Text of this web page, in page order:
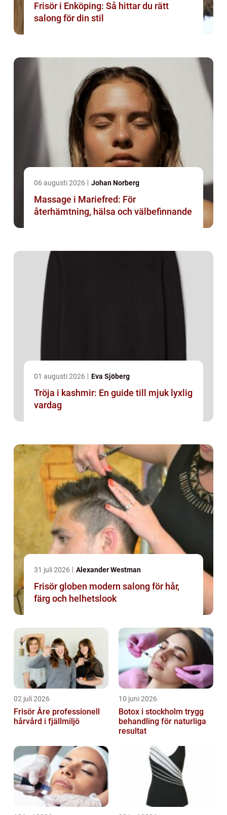
Frisör i Enköping: Så hittar du rätt
salong för din stil
06 augusti 2026 Johan Norberg
Massage i Mariefred: För
återhämtning, hälsa och välbefinnande
01 augusti 2026 Eva Sjöberg
Tröja i kashmir: En guide till mjuk lyxlig
vardag
31 juli 2026 Alexander Westman
Frisör globen modern salong för hår,
färg och helhetslook
02 juli 2026
Frisör Åre professionell
hårvård i fjällmiljö
10 juni 2026
Botox i stockholm trygg
behandling för naturliga
resultat